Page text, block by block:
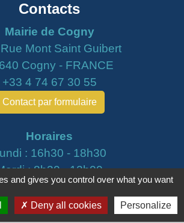
Contacts
Mairie de Cogny
Mont Saint Guibert
Cogny - FRANCE
+33 4 74 67 30 55
Contact par formulaire
Horaires
: 16h30 - 18h30
: 8h30 - 12h00
: 9h00 - 12h00
: 16h00 - 18h00
and gives you control over what you want
Deny all cookies Personalize